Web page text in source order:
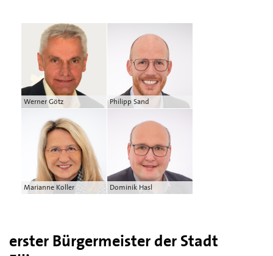
Werner Götz Philipp Sand
Marianne Koller Dominik Hasl
erster Bürgermeister der Stadt